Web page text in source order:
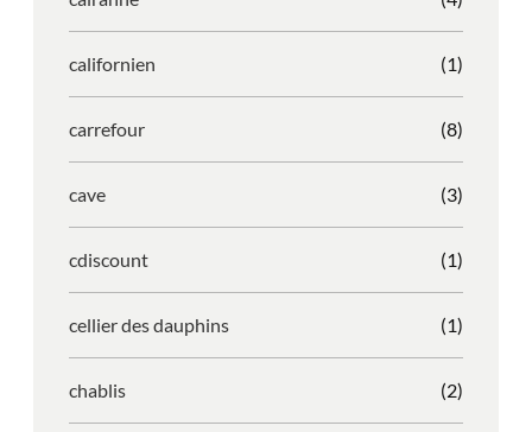
californien (1)
carrefour (8)
cave (3)
cdiscount (1)
cellier des dauphins (1)
chablis (2)